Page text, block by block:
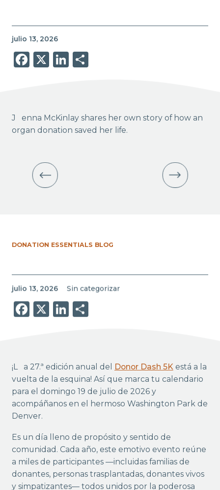
julio 13, 2026
Facebook
X LinkedIn
Share
Jenna McKinlay shares her own story of how an
organ donation saved her life.
DONATION ESSENTIALS BLOG
julio 13, 2026 Sin categorizar
Facebook
X LinkedIn
Share
¡La 27.ª edición anual del Donor Dash 5Kestá a la
vuelta de la esquina! Así que marca tu calendario
para el domingo 19 de julio de 2026 y
acompáñanos en el hermoso Washington Park de
Denver.
Es un día lleno de propósito y sentido de
comunidad. Cada año, este emotivo evento reúne
a miles de participantes —incluidas familias de
donantes, personas trasplantadas, donantes vivos
y simpatizantes— todos unidos por la poderosa